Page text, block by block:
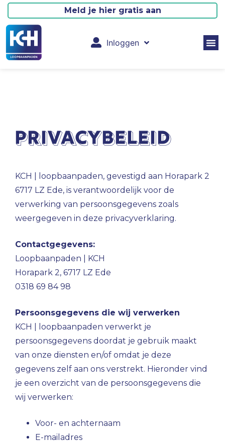
Inloggen
Meld je hier gratis aan
Privacybeleid
KCH | loopbaanpaden, gevestigd aan Horapark 2
6717 LZ Ede, is verantwoordelijk voor de
verwerking van persoonsgegevens zoals
weergegeven in deze privacyverklaring.
Contactgegevens:
Loopbaanpaden | KCH
Horapark 2, 6717 LZ Ede
0318 69 84 98
Persoonsgegevens die wij verwerken
KCH | loopbaanpaden verwerkt je
persoonsgegevens doordat je gebruik maakt
van onze diensten en/of omdat je deze
gegevens zelf aan ons verstrekt. Hieronder vind
je een overzicht van de persoonsgegevens die
wij verwerken:
Voor- en achternaam
E-mailadres